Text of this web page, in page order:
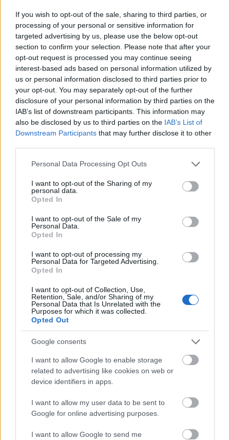
If you wish to opt-out of the sale, sharing to third parties, or
processing of your personal or sensitive information for
targeted advertising by us, please use the below opt-out
section to confirm your selection. Please note that after your
opt-out request is processed you may continue seeing
interest-based ads based on personal information utilized by
us or personal information disclosed to third parties prior to
your opt-out. You may separately opt-out of the further
disclosure of your personal information by third parties on the
IAB’s list of downstream participants. This information may
also be disclosed by us to third parties on the IAB’s List of
Downstream Participants that may further disclose it to other
Please note that this website/app uses one or more Google
not limited to your visit or usage behaviour. You may click to
grant or deny consent to Google and its third-party tags to
use your data for below specified purposes in below Google
consent section.
Personal Data Processing Opt Outs
I want to opt-out of the Sharing of my
personal data.
Opted In
I want to opt-out of the Sale of my
Personal Data.
Opted In
I want to opt-out of processing my
Personal Data for Targeted Advertising.
Opted In
I want to opt-out of Collection, Use,
Retention, Sale, and/or Sharing of my
Personal Data that Is Unrelated with the
Purposes for which it was collected.
Opted Out
Google consents
I want to allow Google to enable storage
related to advertising like cookies on web or
device identifiers in apps.
I want to allow my user data to be sent to
Google for online advertising purposes.
I want to allow Google to send me
Pese a su mal momento de forma, el Valencia necesita
recuperar su mejor versión si quiere aspirar a puestos
europeos. Los ché llevan una victoria en los últimos 10
partidos y necesitan los goles de Maxi para escalar
posiciones. Su valor es de 6,8 millones y está cayendo en
picado desde septiembre, pero una buena actuación puede
provocar que se revalorice. Oportunidades va a tener.
Roger Martí (Levante, 4.980.000, 32 puntos)
jornadas. Ya recuperado de su lesión, volvió al once titular
en la jornada 14 ante el Athletic, pero no destacó
demasiado en un partido que su equipo terminó empatando
Roger ha dado muchos puntos Comunio (más de 170) en
las últimas tres temporadas, en las que anotó 13, 11 y 12
gran parte de las opciones de los granotas para salir del
pozo y mantenerse en Primera. Su valor de mercado se ha
estabilizado un poco tras caer más de 2,5 millones desde
octubre.
Consejos de compra - Jornada 15: parches por 1
el mercado defensas o
centrocampistas de poco valor que
puedan jugar y darte algunos
traemos cinco recomendaciones.
Todos ellos valen menos de 1